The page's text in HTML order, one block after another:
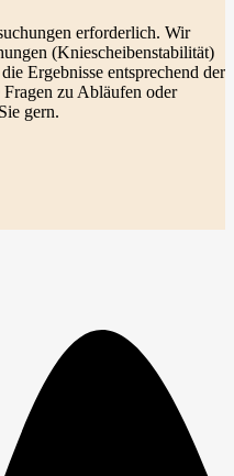
erforderlich. Wir
(Kniescheibenstabilität)
Ergebnisse entsprechend der
zu Abläufen oder
gern.